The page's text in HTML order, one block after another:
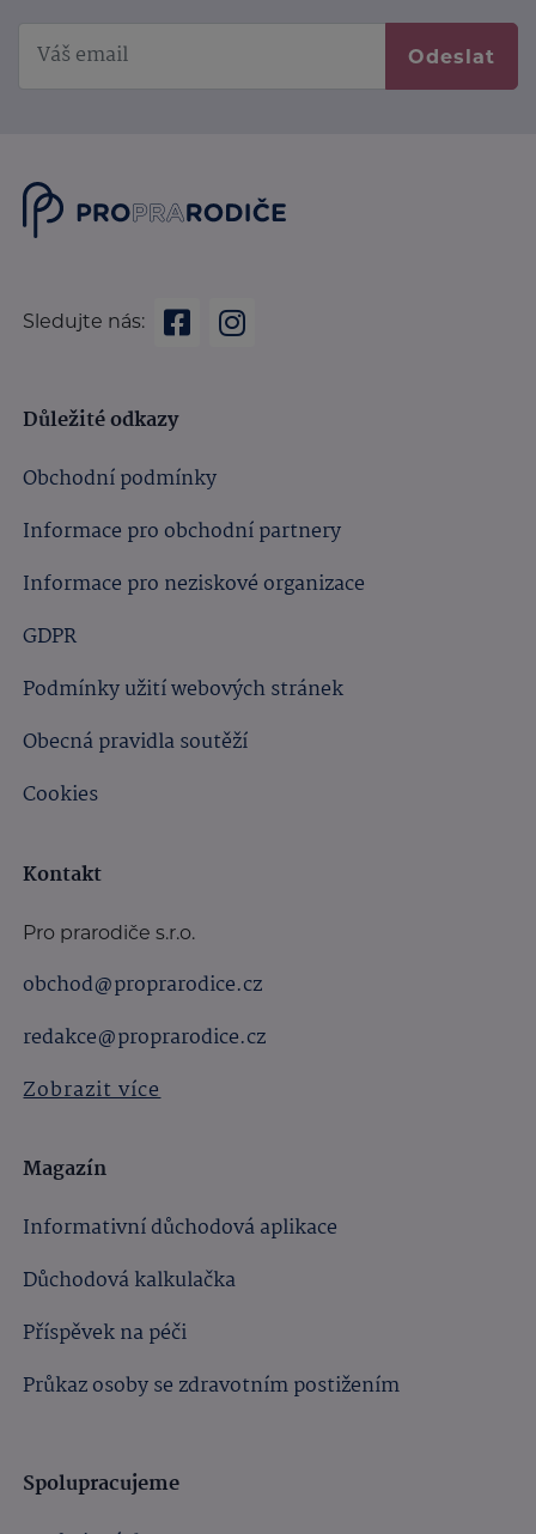
Odeslat
Sledujte nás:
Důležité odkazy
Obchodní podmínky
Informace pro obchodní partnery
Informace pro neziskové organizace
GDPR
Podmínky užití webových stránek
Obecná pravidla soutěží
Cookies
Kontakt
Pro prarodiče s.r.o.
obchod@proprarodice.cz
redakce@proprarodice.cz
Zobrazit více
Magazín
Informativní důchodová aplikace
Důchodová kalkulačka
Příspěvek na péči
Průkaz osoby se zdravotním postižením
Spolupracujeme